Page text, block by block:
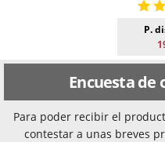
P.
Encuesta de
Para poder recibir el
contestar a unas breves